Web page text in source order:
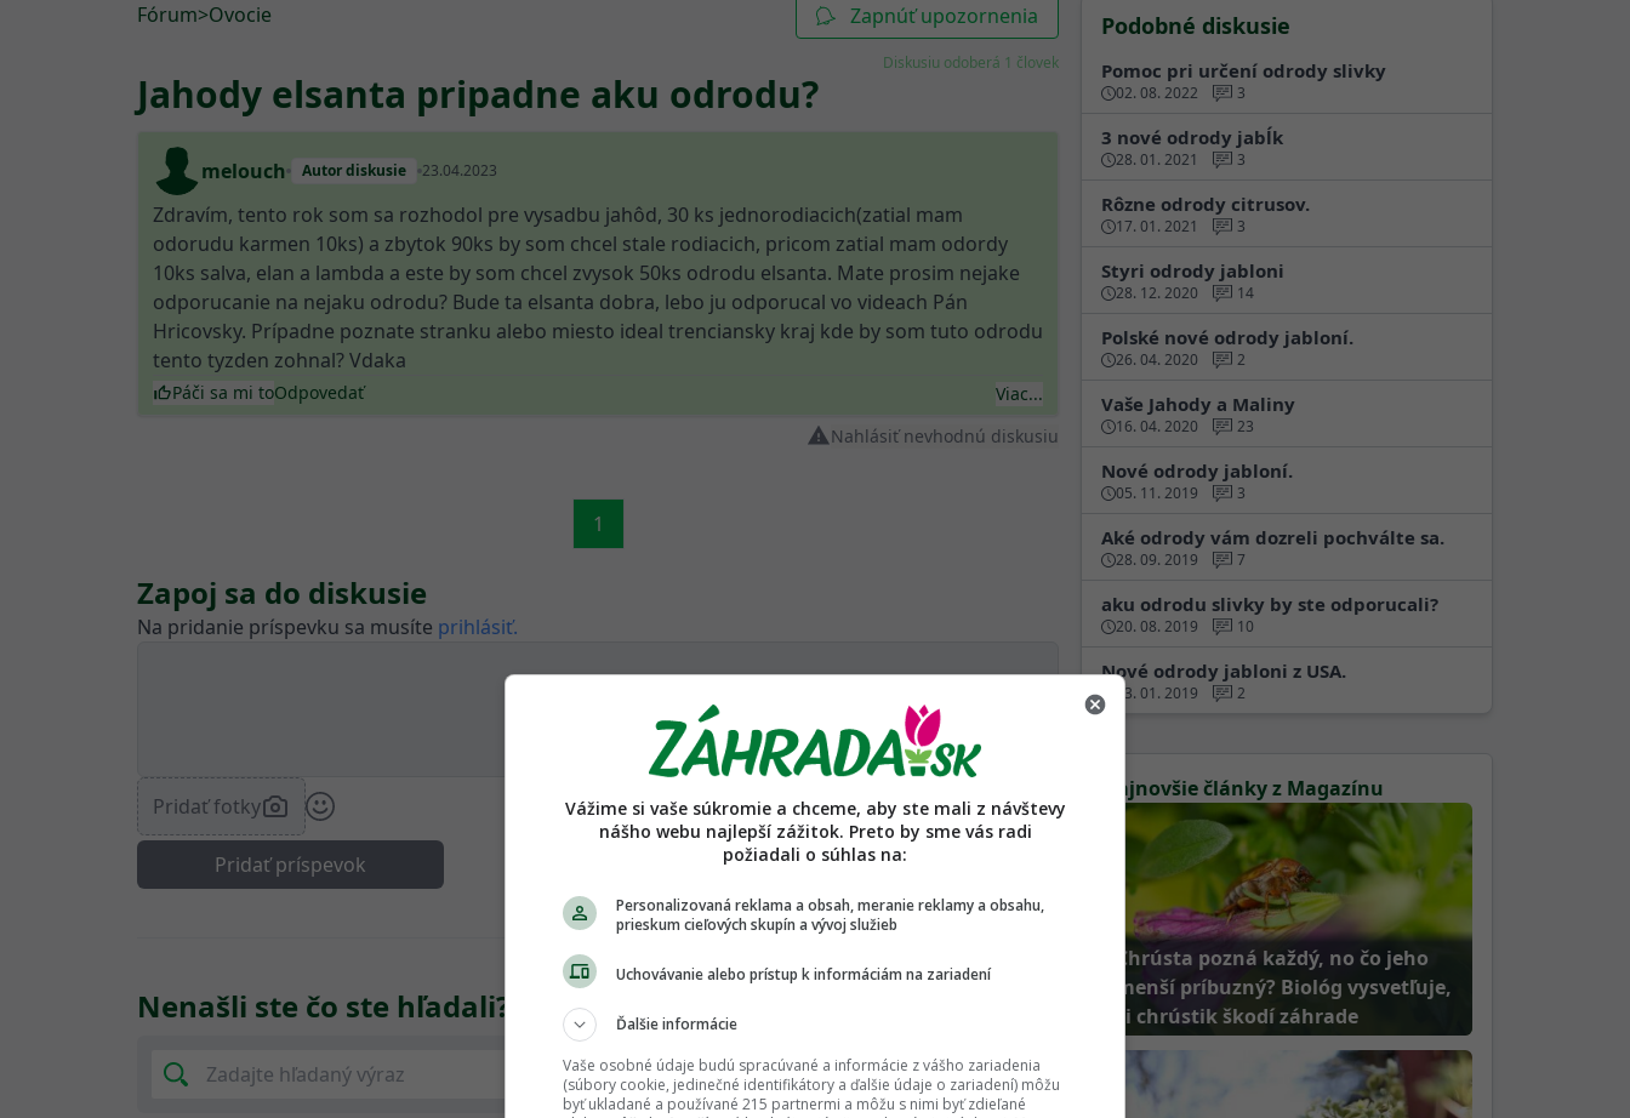
Fórum>Ovocie Zapnúť upozornenia
Diskusiu odoberá 1 človek
Jahody elsanta pripadne aku odrodu?
melouch Autor diskusie 23.04.2023
Zdravím, tento rok som sa rozhodol pre vysadbu jahôd, 30 ks jednorodiacich(zatial mam
odorudu karmen 10ks) a zbytok 90ks by som chcel stale rodiacich, pricom zatial mam odordy
10ks salva, elan a lambda a este by som chcel zvysok 50ks odrodu elsanta. Mate prosim nejake
odporucanie na nejaku odrodu? Bude ta elsanta dobra, lebo ju odporucal vo videach Pán
Hricovsky. Prípadne poznate stranku alebo miesto ideal trenciansky kraj kde by som tuto odrodu
tento tyzden zohnal? Vdaka
Páči sa mi toOdpovedať
Viac...
Nahlásiť nevhodnú diskusiu
1
Zapoj sa do diskusie
Na pridanie príspevku sa musíte prihlásiť.
Pridať fotky Presunutím fotiek môžete zmeniť ich poradie
Pridať príspevok
Nenašli ste čo ste hľadali?
Hľadať
Podobné diskusie
Pomoc pri určení odrody slivky
02. 08. 2022 3
3 nové odrody jabĺk
28. 01. 2021 3
Rôzne odrody citrusov.
17. 01. 2021 3
Styri odrody jabloni
28. 12. 2020 14
Polské nové odrody jabloní.
26. 04. 2020 2
Vaše Jahody a Maliny
16. 04. 2020 23
Nové odrody jabloní.
05. 11. 2019 3
Aké odrody vám dozreli pochválte sa.
28. 09. 2019 7
aku odrodu slivky by ste odporucali?
20. 08. 2019 10
Nové odrody jabloni z USA.
23. 01. 2019 2
Najnovšie články z Magazínu
Chrústa pozná každý, no čo jeho
menší príbuzný? Biológ vysvetľuje,
či chrústik škodí záhrade
Vážime si vaše súkromie a chceme, aby ste mali z návštevy
nášho webu najlepší zážitok. Preto by sme vás radi
požiadali o súhlas na:
Personalizovaná reklama a obsah, meranie reklamy a obsahu,
prieskum cieľových skupín a vývoj služieb
Uchovávanie alebo prístup k informáciám na zariadení
Ďalšie informácie
Vaše osobné údaje budú spracúvané a informácie z vášho zariadenia
(súbory cookie, jedinečné identifikátory a ďalšie údaje o zariadení) môžu
byť ukladané a používané 215 partnermi a môžu s nimi byť zdieľané